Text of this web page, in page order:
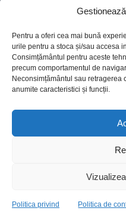
Pentru a oferi cea mai bună
urile pentru a stoca și/sau accesa
Consimțământul pentru aceste
precum comportamentul de
Neconsimțământul sau retragerea
anumite caracteristici și funcții.
Politica privind Politica de
Indicații de orientare
Centrul de Instruire și
„Gheorghe Marcaș”